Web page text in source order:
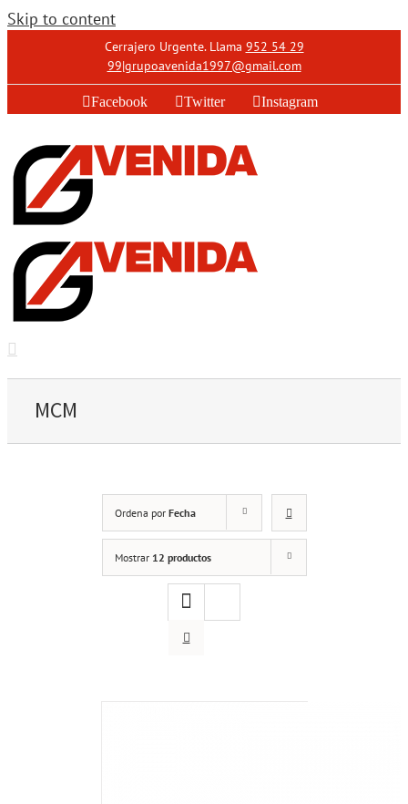
Skip to content
Cerrajero Urgente. Llama 952 54 29
99|grupoavenida1997@gmail.com
Facebook Twitter Instagram
MCM
Ordena por Fecha
Mostrar 12 productos